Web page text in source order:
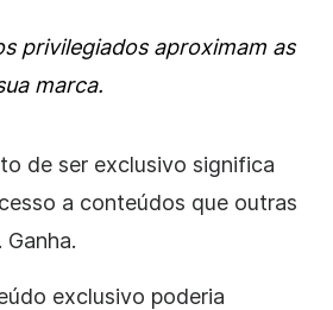
privilegiados aproximam as
marca.
de ser exclusivo significa
a conteúdos que outras
exclusivo poderia